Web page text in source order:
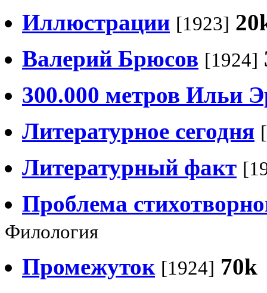
Иллюстрации [1923]
Валерий Брюсов [1924]
300.000 метров Ильи
Литературное сегодня
Литературный факт
Проблема
Филология
Промежуток [1924] 70k